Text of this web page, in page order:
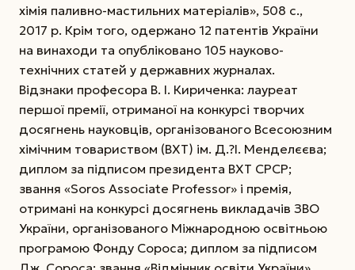
хімія паливно-мастильних матеріалів», 508 с.,
2017 р. Крім того, одержано 12 патентів Украї­ни
на винаходи та опубліковано 105 науково-
технічних статей у державних журналах.
Відзнаки професора В. І. Кириченка: лауреат
першої премії, отриманої на конкурсі творчих
досягнень науковців, організованого Всесоюзним
хімічним товариством (ВХТ) ім. Д.?І. Менделєєва;
диплом за підписом президента ВХТ СРСР;
звання «Soros Associate Professor» і премія,
отримані на конкурсі досягнень викладачів ЗВО
України, організованого Міжнародною освітньою
програмою Фонду Сороса; диплом за підписом